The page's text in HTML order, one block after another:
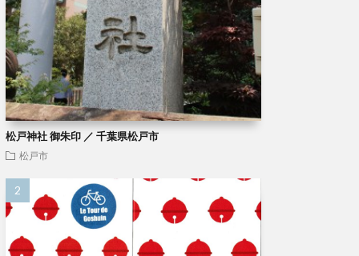
松戸神社 御朱印 ／ 千葉県松戸市
松戸市